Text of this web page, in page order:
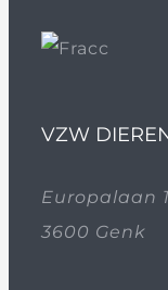
VZW
Europalaan
3600 Genk